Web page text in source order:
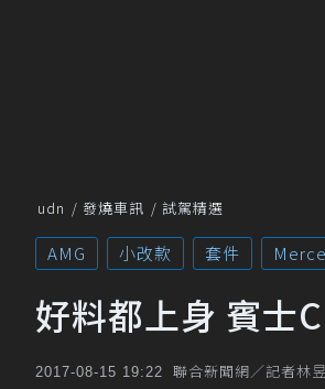
udn 發燒車訊 試駕精選
AMG 小改款 套件
好料都上身 賓士
2017-08-15 19:22 聯合新聞網／記者林